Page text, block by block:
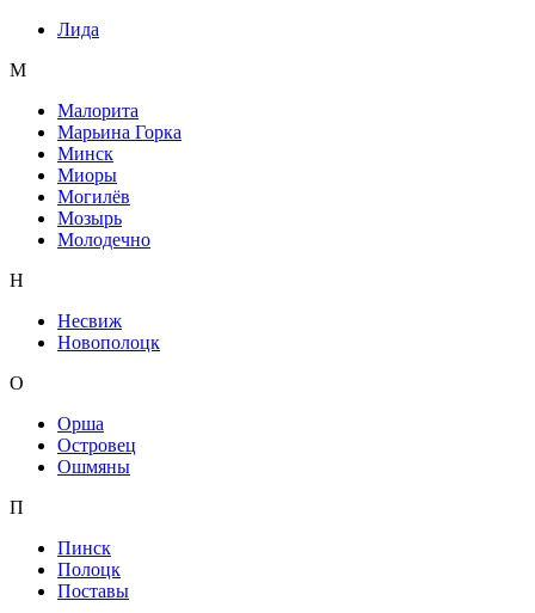
Лида
М
Малорита
Марьина Горка
Минск
Миоры
Могилёв
Мозырь
Молодечно
Н
Несвиж
Новополоцк
О
Орша
Островец
Ошмяны
П
Пинск
Полоцк
Поставы